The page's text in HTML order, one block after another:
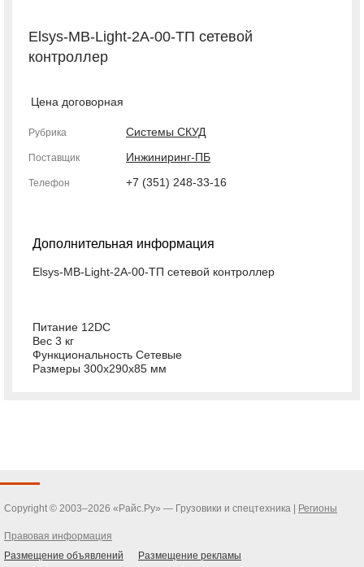
Elsys-MB-Light-2A-00-ТП сетевой
контроллер
Цена договорная
Рубрика Системы СКУД
Поставщик Инжиниринг-ПБ
Телефон +7 (351) 248-33-16
Дополнительная информация
Elsys-MB-Light-2A-00-ТП сетевой контроллер
Питание 12DC
Вес 3 кг
Функциональность Сетевые
Размеры 300x290x85 мм
Copyright © 2003–2026 «Райс.Ру» — Грузовики и спецтехника | Регионы
Правовая информация
Размещение объявлений
Размещение рекламы